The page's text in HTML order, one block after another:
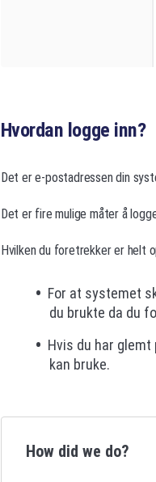
Hvordan logge inn?
Det er e-postadressen din
Det er fire mulige måter å
Hvilken du foretrekker er helt
For at systemet
du brukte da du
Hvis du har
kan bruke.
How did we do?